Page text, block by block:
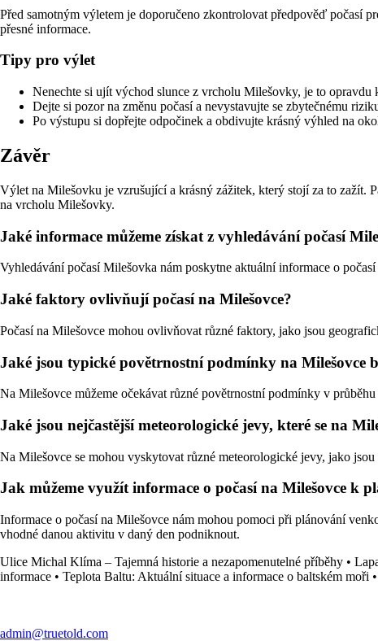
Před samotným výletem je doporučeno zkontrolovat předpověď počasí
přesné informace.
Tipy pro výlet
Nenechte si ujít východ slunce z vrcholu Milešovky, je to opravdu
Dejte si pozor na změnu počasí a nevystavujte se zbytečnému
Po výstupu si dopřejte odpočinek a obdivujte krásný výhled na
Závěr
Výlet na Milešovku je vzrušující a krásný zážitek, který stojí za to zažít.
na vrcholu Milešovky.
Jaké informace můžeme získat z vyhledávání počasí
Vyhledávání počasí Milešovka nám poskytne aktuální informace o
Jaké faktory ovlivňují počasí na Milešovce?
Počasí na Milešovce mohou ovlivňovat různé faktory, jako jsou
Jaké jsou typické povětrnostní podmínky na Milešovce
Na Milešovce můžeme očekávat různé povětrnostní podmínky v
Jaké jsou nejčastější meteorologické jevy, které se na
Na Milešovce se mohou vyskytovat různé meteorologické jevy, jako
Jak můžeme využít informace o počasí na Milešovce k
Informace o počasí na Milešovce nám mohou pomoci při plánování
vhodné danou aktivitu v daný den podniknout.
Ulice Michal Klíma – Tajemná historie a nezapomenutelné příběhy •
informace • Teplota Baltu: Aktuální situace a informace o baltském moři •
admin@truetold.com